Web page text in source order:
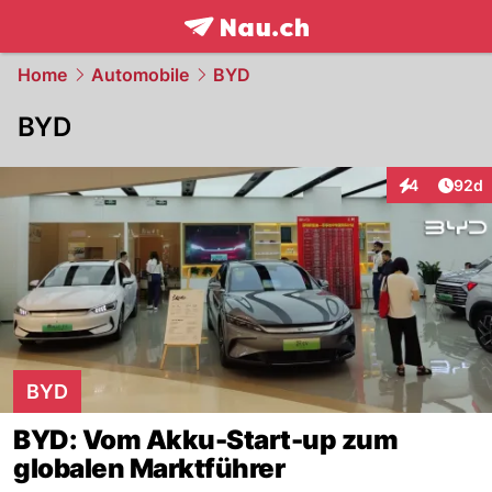
frontpage.NAU.ch
Home Automobile BYD
BYD
4
Interaktionen
92d
BYD
BYD: Vom Akku-Start-up zum
globalen Marktführer